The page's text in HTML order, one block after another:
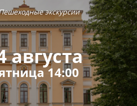
экскурсии
августа
14:00